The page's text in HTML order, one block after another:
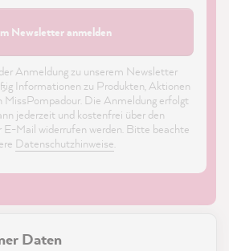
Newsletter anmelden
Anmeldung zu unserem Newsletter
Informationen zu Produkten, Aktionen
MissPompadour. Die Anmeldung erfolgt
jederzeit und kostenfrei über den
E-Mail widerrufen werden. Bitte beachte
Datenschutzhinweise.
Daten